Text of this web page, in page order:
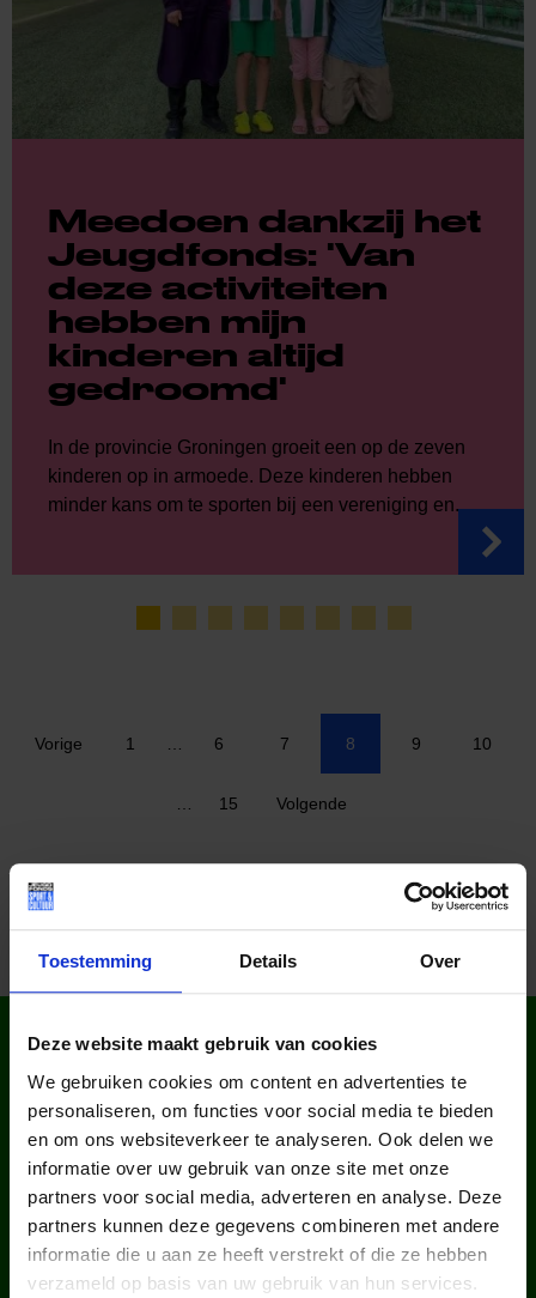
Toestemming Details Over
Deze website maakt gebruik van cookies
We gebruiken cookies om content en advertenties te
personaliseren, om functies voor social media te bieden
en om ons websiteverkeer te analyseren. Ook delen we
informatie over uw gebruik van onze site met onze
partners voor social media, adverteren en analyse. Deze
partners kunnen deze gegevens combineren met andere
informatie die u aan ze heeft verstrekt of die ze hebben
verzameld op basis van uw gebruik van hun services.
Meedoen dankzij het
Jeugdfonds: 'Van
deze activiteiten
hebben mijn
kinderen altijd
gedroomd'
In de provincie Groningen groeit een op de zeven
kinderen op in armoede. Deze kinderen hebben
minder kans om te sporten bij een vereniging en...
Vorige 1 6 7 8 9 10
15 Volgende
WIST JE DAT IN
kinderen en jongeren werden in